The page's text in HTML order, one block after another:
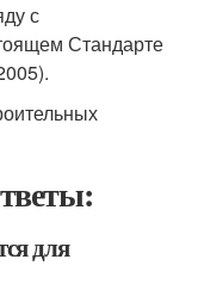
с
Стандарте
для